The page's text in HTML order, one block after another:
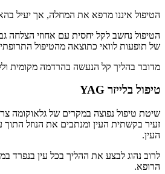
הטיפול איננו מרפא את המחלה, אך יעיל
הטיפול נחשב לקל יחסית עם אחוזי הצלחה
של תופעות לוואי כתוצאה מהטיפול
מדובר בהליך קל הנעשה בהרדמה מקומית
טיפול בלייזר YAG
שיטת טיפול נפוצה במקרים של גלאוקומה
זעיר בקשתית העין ומנתבים את הנוזל התוך
העין.
לרוב נהוג לבצע את ההליך בכל עין בנפרד
הרופא.